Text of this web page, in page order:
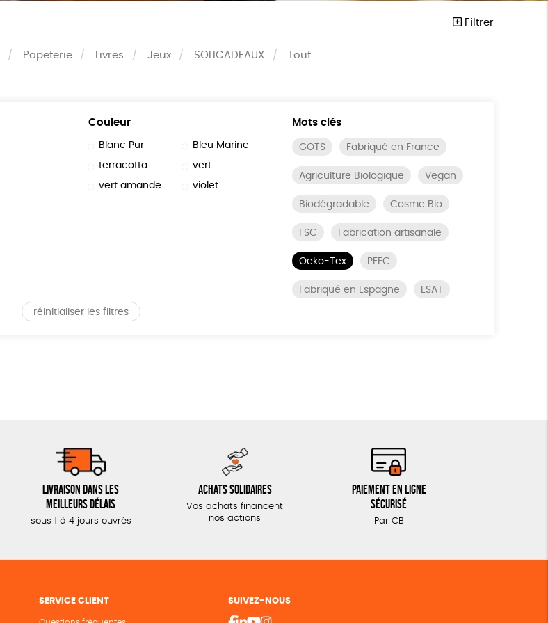
Filtrer
Papeterie Livres Jeux SOLICADEAUX Tout
Couleur
Blanc Pur Bleu Marine
terracotta vert
vert amande violet
Mots clés
GOTS Fabriqué en France
Agriculture Biologique Vegan
Biodégradable Cosme Bio
FSC Fabrication artisanale
Oeko-Tex PEFC
Fabriqué en Espagne ESAT
réinitialiser les filtres
Livraison dans les
meilleurs délais
sous 1 à 4 jours ouvrés
Achats solidaires
Vos achats financent
nos actions
Paiement en ligne
sécurisé
Par CB
SERVICE CLIENT SUIVEZ-NOUS